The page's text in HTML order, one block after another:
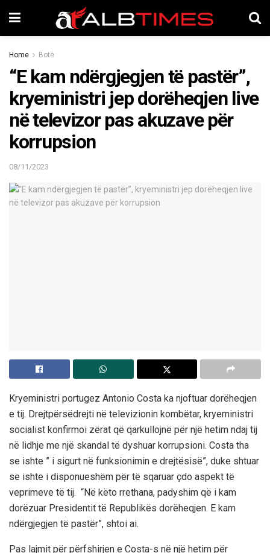
Home Botë
“E kam ndërgjegjen të pastër”,
kryeministri jep dorëheqjen live
në televizor pas akuzave për
korrupsion
08/11/2023
Kryeministri portugez Antonio Costa ka njoftuar dorëheqjen
e tij. Drejtpërsëdrejti në televizionin kombëtar, kryeministri
socialist konfirmoi zërat që qarkullojnë për një hetim ndaj tij
në lidhje me një skandal të dyshuar korrupsioni. Costa tha
se ishte ” i sigurt në funksionimin e drejtësisë”, duke shtuar
se ishte i disponueshëm për të sqaruar çdo aspekt të
veprimeve të tij. “Në këto rrethana, padyshim që i kam
dorëzuar Presidentit të Republikës dorëheqjen. E kam
ndërgjegjen të pastër”, shtoi ai.
Pas lajmit për përfshirjen e Costa-s në një hetim për